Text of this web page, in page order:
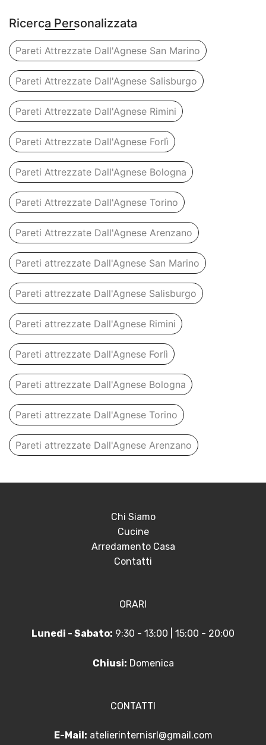
Ricerca Personalizzata
Pareti Attrezzate Dall'Agnese San Marino
Pareti Attrezzate Dall'Agnese Salisburgo
Pareti Attrezzate Dall'Agnese Rimini
Pareti Attrezzate Dall'Agnese Forlì
Pareti Attrezzate Dall'Agnese Bologna
Pareti Attrezzate Dall'Agnese Torino
Pareti Attrezzate Dall'Agnese Arenzano
Pareti attrezzate Dall'Agnese San Marino
Pareti attrezzate Dall'Agnese Salisburgo
Pareti attrezzate Dall'Agnese Rimini
Pareti attrezzate Dall'Agnese Forlì
Pareti attrezzate Dall'Agnese Bologna
Pareti attrezzate Dall'Agnese Torino
Pareti attrezzate Dall'Agnese Arenzano
Chi Siamo
Cucine
Arredamento Casa
Contatti
ORARI
Lunedi - Sabato: 9:30 - 13:00 | 15:00 - 20:00
Chiusi: Domenica
CONTATTI
E-Mail: atelierinternisrl@gmail.com